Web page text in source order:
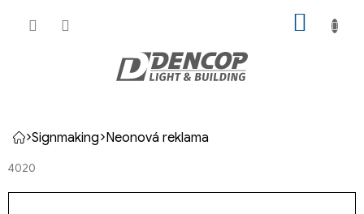
Domů
Signmaking Neonová reklama
4020